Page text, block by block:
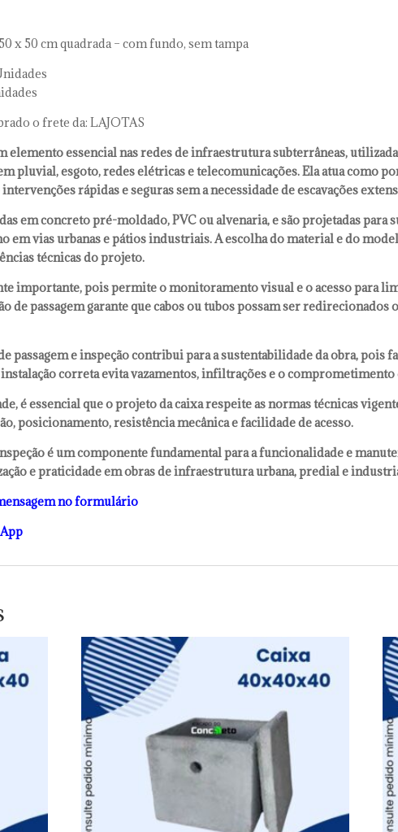
x 50 cm quadrada – com fundo, sem tampa
o frete da: LAJOTAS
elemento essencial nas redes de infraestrutura subterrâneas,
pluvial, esgoto, redes elétricas e telecomunicações. Ela atua como
rápidas e seguras sem a necessidade de escavações
em concreto pré-moldado, PVC ou alvenaria, e são projetadas
em vias urbanas e pátios industriais. A escolha do material e do
técnicas do projeto.
importante, pois permite o monitoramento visual e o acesso para
de passagem garante que cabos ou tubos possam ser
passagem e inspeção contribui para a sustentabilidade da obra, pois
correta evita vazamentos, infiltrações e o
é essencial que o projeto da caixa respeite as normas técnicas
posicionamento, resistência mecânica e facilidade de acesso.
é um componente fundamental para a funcionalidade e
e praticidade em obras de infraestrutura urbana, predial e
no formulário